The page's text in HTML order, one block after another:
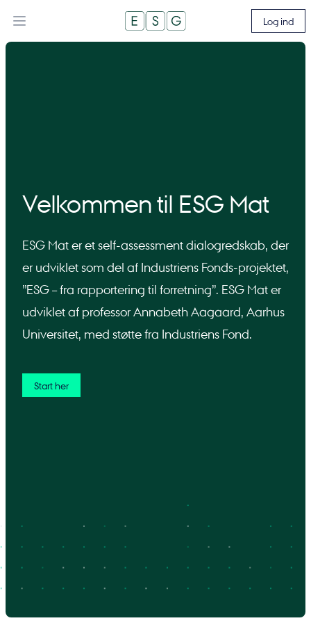
Log ind
Velkommen til ESG Mat
ESG Mat er et self-assessment dialogredskab, der
er udviklet som del af Industriens Fonds-projektet,
”ESG – fra rapportering til forretning”. ESG Mat er
udviklet af professor Annabeth Aagaard, Aarhus
Universitet, med støtte fra Industriens Fond.
Start her